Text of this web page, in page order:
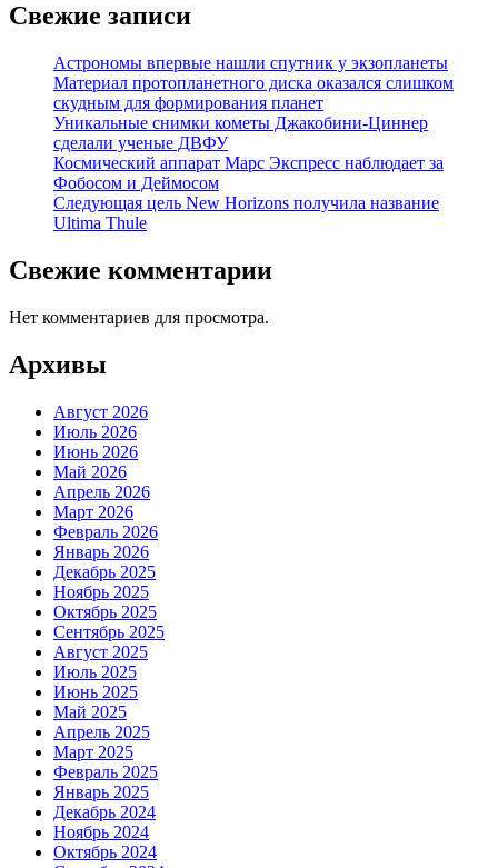
Свежие записи
Астрономы впервые нашли спутник у экзопланеты
Материал протопланетного диска оказался слишком
скудным для формирования планет
Уникальные снимки кометы Джакобини-Циннер
сделали ученые ДВФУ
Космический аппарат Марс Экспресс наблюдает за
Фобосом и Деймосом
Следующая цель New Horizons получила название
Ultima Thule
Свежие комментарии
Нет комментариев для просмотра.
Архивы
Август 2026
Июль 2026
Июнь 2026
Май 2026
Апрель 2026
Март 2026
Февраль 2026
Январь 2026
Декабрь 2025
Ноябрь 2025
Октябрь 2025
Сентябрь 2025
Август 2025
Июль 2025
Июнь 2025
Май 2025
Апрель 2025
Март 2025
Февраль 2025
Январь 2025
Декабрь 2024
Ноябрь 2024
Октябрь 2024